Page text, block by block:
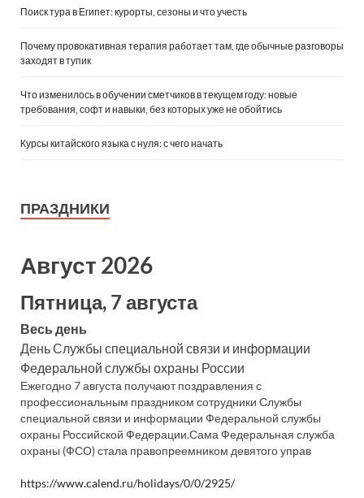
Поиск тура в Египет: курорты, сезоны и что учесть
Почему провокативная терапия работает там, где обычные разговоры
заходят в тупик
Что изменилось в обучении сметчиков в текущем году: новые
требования, софт и навыки, без которых уже не обойтись
Курсы китайского языка с нуля: с чего начать
ПРАЗДНИКИ
Август 2026
Пятница, 7 августа
Весь день
День Службы специальной связи и информации
Федеральной службы охраны России
Ежегодно 7 августа получают поздравления с
профессиональным праздником сотрудники Службы
специальной связи и информации Федеральной службы
охраны Российской Федерации.Сама Федеральная служба
охраны (ФСО) стала правопреемником девятого управ
https://www.calend.ru/holidays/0/0/2925/